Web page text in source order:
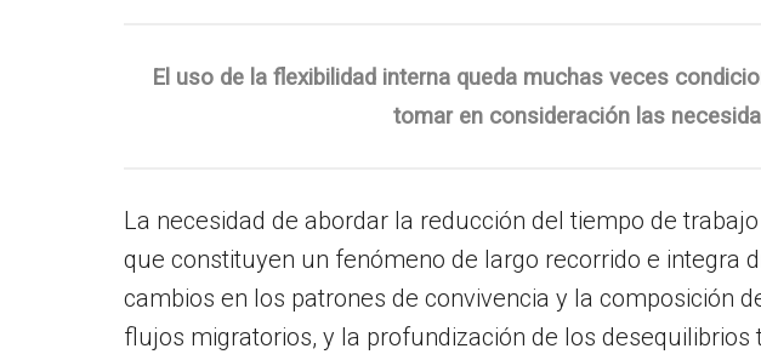
El uso de la flexibilidad interna queda muchas veces
tomar en consideración las
La necesidad de abordar la reducción del tiempo de
que constituyen un fenómeno de largo recorrido e integra
cambios en los patrones de convivencia y la composición
flujos migratorios, y la profundización de los